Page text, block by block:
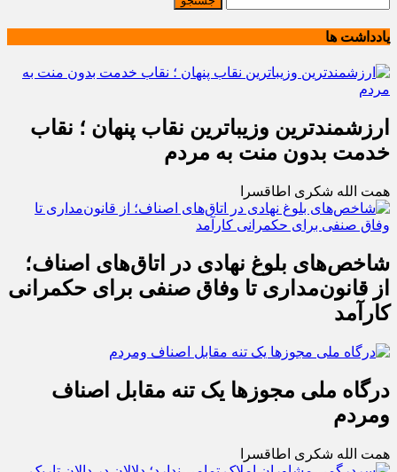
یادداشت ها
ارزشمندترین وزیباترین نقاب پنهان ؛ نقاب
خدمت بدون منت به مردم
همت الله شکری اطاقسرا
شاخص‌های بلوغ نهادی در اتاق‌های اصناف؛
از قانون‌مداری تا وفاق صنفی برای حکمرانی
کارآمد
درگاه ملی مجوزها یک تنه مقابل اصناف
ومردم
همت الله شکری اطاقسرا